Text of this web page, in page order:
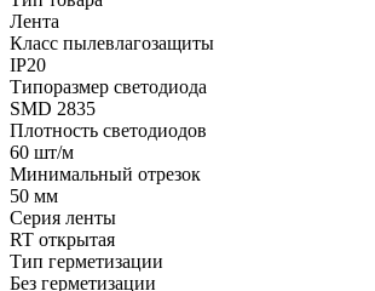
Лента
Класс пылевлагозащиты
IP20
Типоразмер светодиода
SMD 2835
Плотность светодиодов
60 шт/м
Минимальный отрезок
50 мм
Серия ленты
RT открытая
Тип герметизации
Без герметизации